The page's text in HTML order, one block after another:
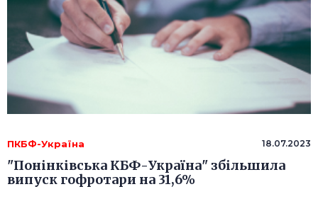
ПКБФ-Україна 18.07.2023
"Понінківська КБФ-Україна" збільшила
випуск гофротари на 31,6%